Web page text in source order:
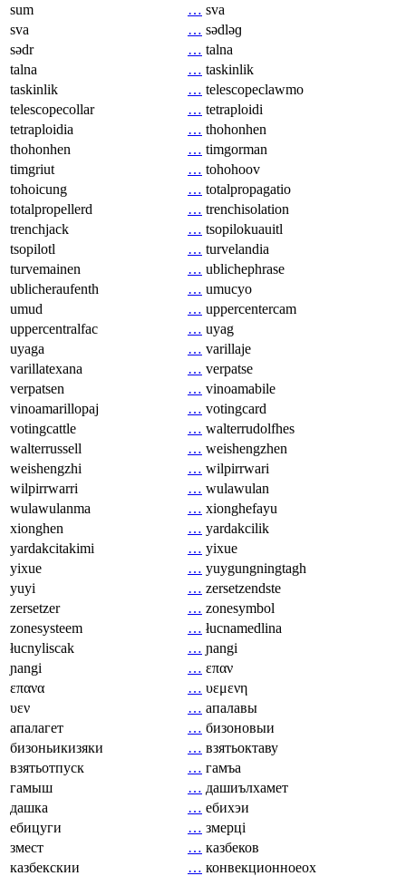
sum
… sva
sva
… sədləɡ
sədr
… talna
talna
… taskinlik
taskinlik
… telescopeclawmo
telescopecollar
… tetraploidi
tetraploidia
… thohonhen
thohonhen
… timgorman
timgriut
… tohohoov
tohoicung
… totalpropagatio
totalpropellerd
… trenchisolation
trenchjack
… tsopilokuauitl
tsopilotl
… turvelandia
turvemainen
… ublichephrase
ublicheraufenth
… umucyo
umud
… uppercentercam
uppercentralfac
… uyag
uyaga
… varillaje
varillatexana
… verpatse
verpatsen
… vinoamabile
vinoamarillopaj
… votingcard
votingcattle
… walterrudolfhes
walterrussell
… weishengzhen
weishengzhi
… wilpirrwari
wilpirrwarri
… wulawulan
wulawulanma
… xionghefayu
xionghen
… yardakcilik
yardakcitakimi
… yixue
yixue
… yuygungningtagh
yuyi
… zersetzendste
zersetzer
… zonesymbol
zonesysteem
… łucnamedlina
łucnyliscak
… ɲangi
ɲangi
… επαν
επανα
… υεμενη
υεν
… апалавы
апалагет
… бизоновыи
бизоньикизяки
… взятьоктаву
взятьотпуск
… гамъа
гамыш
… дашиълхамет
дашка
… ебихэи
ебицуги
… змерці
змест
… казбеков
казбекскии
… конвекционноеох